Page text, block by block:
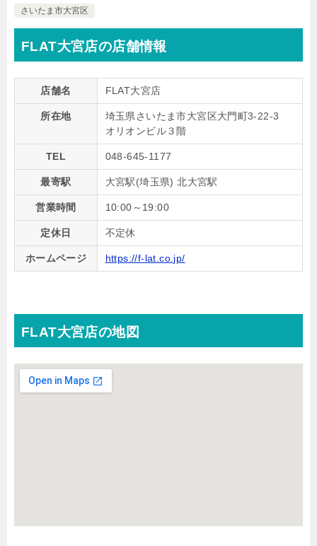
さいたま市大宮区
FLAT大宮店の店舗情報
店舗名 FLAT大宮店
所在地
埼玉県さいたま市大宮区大門町3-22-3
オリオンビル３階
TEL 048-645-1177
最寄駅 大宮駅(埼玉県) 北大宮駅
営業時間 10:00～19:00
定休日 不定休
ホームページ https://f-lat.co.jp/
FLAT大宮店の地図